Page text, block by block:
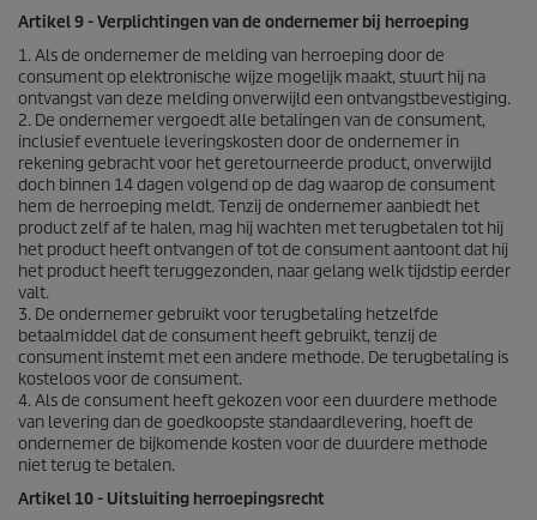
Artikel 9 - Verplichtingen van de ondernemer bij herroeping
1. Als de ondernemer de melding van herroeping door de
consument op elektronische wijze mogelijk maakt, stuurt hij na
ontvangst van deze melding onverwijld een ontvangstbevestiging.
2. De ondernemer vergoedt alle betalingen van de consument,
inclusief eventuele leveringskosten door de ondernemer in
rekening gebracht voor het geretourneerde product, onverwijld
doch binnen 14 dagen volgend op de dag waarop de consument
hem de herroeping meldt. Tenzij de ondernemer aanbiedt het
product zelf af te halen, mag hij wachten met terugbetalen tot hij
het product heeft ontvangen of tot de consument aantoont dat hij
het product heeft teruggezonden, naar gelang welk tijdstip eerder
valt.
3. De ondernemer gebruikt voor terugbetaling hetzelfde
betaalmiddel dat de consument heeft gebruikt, tenzij de
consument instemt met een andere methode. De terugbetaling is
kosteloos voor de consument.
4. Als de consument heeft gekozen voor een duurdere methode
van levering dan de goedkoopste standaardlevering, hoeft de
ondernemer de bijkomende kosten voor de duurdere methode
niet terug te betalen.
Artikel 10 - Uitsluiting herroepingsrecht